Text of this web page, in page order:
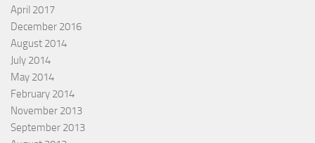
April 2017
December 2016
August 2014
July 2014
May 2014
February 2014
November 2013
September 2013